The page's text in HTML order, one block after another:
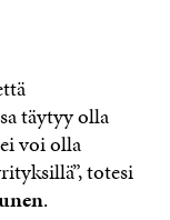
täytyy olla
voi olla
totesi
.